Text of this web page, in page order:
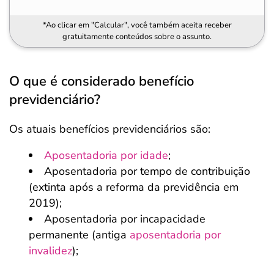
*Ao clicar em "Calcular", você também aceita receber
gratuitamente conteúdos sobre o assunto.
O que é considerado benefício
previdenciário?
Os atuais benefícios previdenciários são:
Aposentadoria por idade;
Aposentadoria por tempo de contribuição
(extinta após a reforma da previdência em
2019);
Aposentadoria por incapacidade
permanente (antiga aposentadoria por
invalidez);